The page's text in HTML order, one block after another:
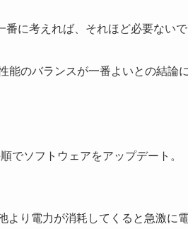
に考えれば、それほど必要ないで
のバランスが一番よいとの結論
でソフトウェアをアップデート。
より電力が消耗してくると急激に